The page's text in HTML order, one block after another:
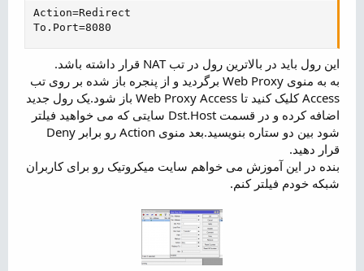
Action=Redirect
To.Port=8080
این رول باید در بالاترین رول در تب NAT قرار داشته باشد.
به به منوی Web Proxy برگردید و از پنجره باز شده بر روی تب
Access کلیک کنید تا Web Proxy Access باز شود.یک رول جدید
اضافه کرده و در قسمت Dst.Host سایتی که می خواهید فیلتر
شود بین دو ستاره بنویسید.بعد منوی Action رو برابر Deny
قرار دهید.
بنده در این آموزش می خواهم سایت میکروتیک رو برای کاربران
شبکه خودم فیلتر کنم.